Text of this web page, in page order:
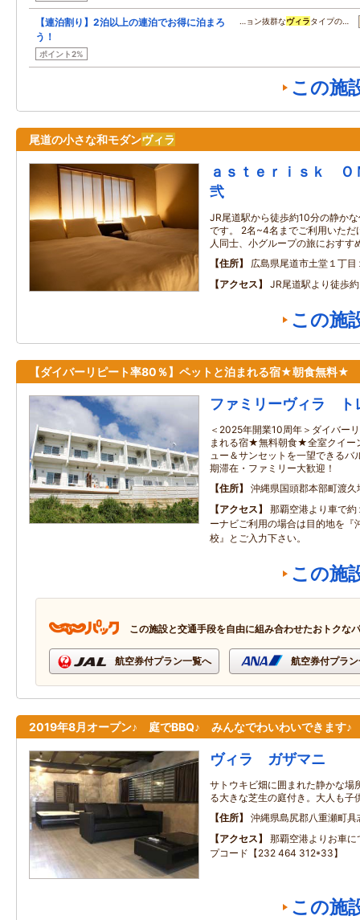
【連泊割り】2泊以上の連泊でお得に泊まろ
う！
ポイント2%
…ョン抜群なヴィラタイプの…
この施
尾道の小さな和モダンヴィラ
ａｓｔｅｒｉｓｋ
弐
JR尾道駅から徒歩約10分の静か
です。 2名~4名までご利用いただ
人同士、小グループの旅におすす
住所
広島県尾道市土堂１丁目
アクセス
JR尾道駅より徒歩
この施
【ダイバーリピート率80％】ペットと泊まれる宿★朝食無料★
ファミリーヴィラ ト
＜2025年開業10周年＞ダイバー
まれる宿★無料朝食★全室クイー
ュー＆サンセットを一望できるバ
期滞在・ファミリー大歓迎！
住所
沖縄県国頭郡本部町渡
アクセス
那覇空港より車で
ーナビご利用の場合は目的地を『
校』とご入力下さい。
この施
この施設と交通手段を自由に組み合わせたおトクな
航空券付プラン一覧へ 航空券付プラ
2019年8月オープン♪ 庭でBBQ♪ みんなでわいわいできます♪
ヴィラ ガザマニ
サトウキビ畑に囲まれた静かな場
る大きな芝生の庭付き。大人も子
住所
沖縄県島尻郡八重瀬町具
アクセス
那覇空港よりお車
プコード【232 464 312*33】
この施